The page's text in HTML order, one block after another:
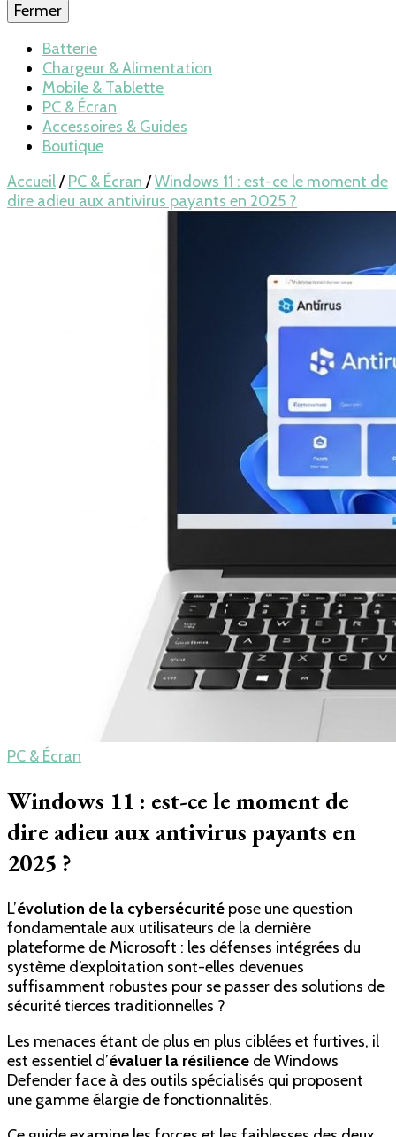
Blog – Batteries
et chargeurs
pour LAPTOP,
mobile… en
Fermer
Batterie
Chargeur & Alimentation
Mobile & Tablette
PC & Écran
Accessoires & Guides
Boutique
Accueil/ PC & Écran /Windows 11 : est-ce le moment de
dire adieu aux antivirus payants en 2025 ?
PC & Écran
Windows 11 : est-ce le moment de
dire adieu aux antivirus payants en
2025 ?
L’évolution de la cybersécurité pose une question
fondamentale aux utilisateurs de la dernière
plateforme de Microsoft : les défenses intégrées du
système d’exploitation sont-elles devenues
suffisamment robustes pour se passer des solutions de
sécurité tierces traditionnelles ?
Les menaces étant de plus en plus ciblées et furtives, il
est essentiel d’évaluer la résilience de Windows
Defender face à des outils spécialisés qui proposent
une gamme élargie de fonctionnalités.